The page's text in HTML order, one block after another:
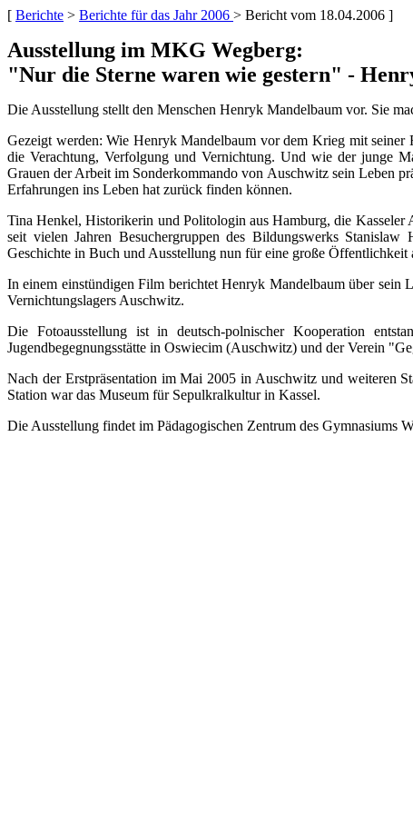
[ Berichte > Berichte für das Jahr 2006 > Bericht vom 18.04.2006 ]
Ausstellung im MKG Wegberg:
"Nur die Sterne waren wie gestern" -
Die Ausstellung stellt den Menschen Henryk Mandelbaum vor. Sie
Gezeigt werden: Wie Henryk Mandelbaum vor dem Krieg mit
die Verachtung, Verfolgung und Vernichtung. Und wie der junge
Grauen der Arbeit im Sonderkommando von Auschwitz sein Leben
Erfahrungen ins Leben hat zurück finden können.
Tina Henkel, Historikerin und Politologin aus Hamburg, die
seit vielen Jahren Besuchergruppen des Bildungswerks
Geschichte in Buch und Ausstellung nun für eine große Öffentlichkeit
In einem einstündigen Film berichtet Henryk Mandelbaum über sein
Vernichtungslagers Auschwitz.
Die Fotoausstellung ist in deutsch-polnischer Kooperation
Jugendbegegnungsstätte in Oswiecim (Auschwitz) und der Verein
Nach der Erstpräsentation im Mai 2005 in Auschwitz und weiteren
Station war das Museum für Sepulkralkultur in Kassel.
Die Ausstellung findet im Pädagogischen Zentrum des Gymnasiums